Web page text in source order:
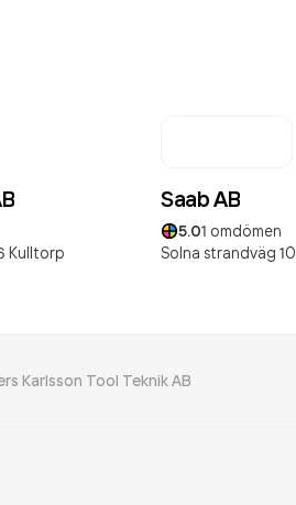
Kulltorp
Saab AB
5.01 omdömen
Solna strandväg 10,
Karlsson Tool Teknik AB